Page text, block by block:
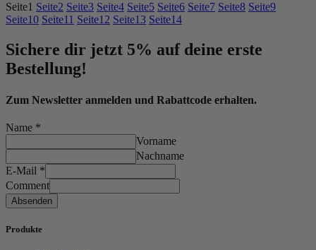
Seite1 Seite2 Seite3 Seite4 Seite5 Seite6 Seite7 Seite8 Seite9
Seite10 Seite11 Seite12 Seite13 Seite14
Sichere dir jetzt 5% auf deine erste
Bestellung!
Zum Newsletter anmelden und Rabattcode erhalten.
Name *
Vorname
Nachname
E-Mail *
Comment
Absenden
Produkte